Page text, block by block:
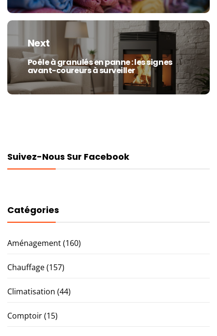
Next
Next
post:
Poêle à granulés en panne : les signes
avant-coureurs à surveiller
Suivez-Nous Sur Facebook
Catégories
Aménagement(160)
Chauffage(157)
Climatisation (44)
Comptoir(15)